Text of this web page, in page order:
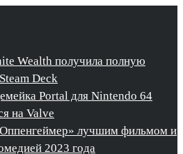
Wealth получила полную
Deck
Portal для Nintendo 64
на Valve
лучшим фильмом и
2023 года